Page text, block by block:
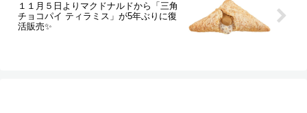
１１月５日よりマクドナルドから「三角
チョコパイ ティラミス」が5年ぶりに復
活販売✨